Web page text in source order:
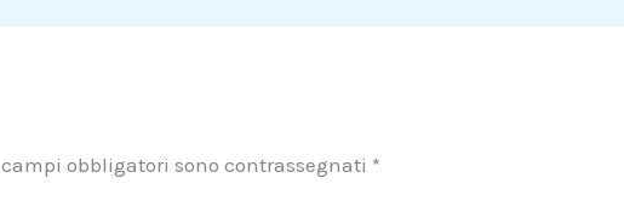
obbligatori sono contrassegnati *